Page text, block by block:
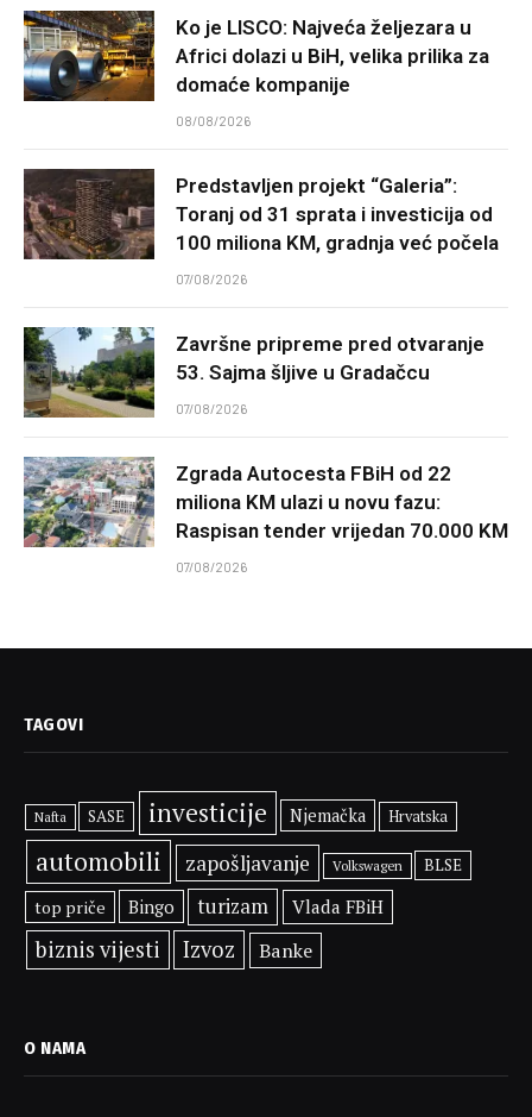
Ko je LISCO: Najveća željezara u
Africi dolazi u BiH, velika prilika za
domaće kompanije
08/08/2026
Predstavljen projekt “Galeria”:
Toranj od 31 sprata i investicija od
100 miliona KM, gradnja već počela
07/08/2026
Završne pripreme pred otvaranje
53. Sajma šljive u Gradačcu
07/08/2026
Zgrada Autocesta FBiH od 22
miliona KM ulazi u novu fazu:
Raspisan tender vrijedan 70.000 KM
07/08/2026
TAGOVI
Nafta SASE investicije Njemačka Hrvatska
automobili zapošljavanje Volkswagen BLSE
top priče Bingo turizam Vlada FBiH
biznis vijesti Izvoz Banke
O NAMA